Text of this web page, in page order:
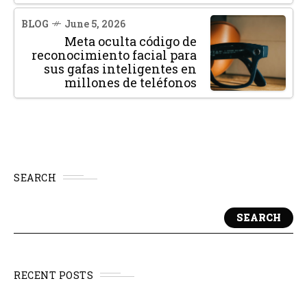
BLOG June 5, 2026
Meta oculta código de
reconocimiento facial para
sus gafas inteligentes en
millones de teléfonos
SEARCH
SEARCH
RECENT POSTS